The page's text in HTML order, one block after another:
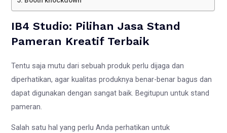
IB4 Studio: Pilihan Jasa Stand
Pameran Kreatif Terbaik
Tentu saja mutu dari sebuah produk perlu dijaga dan
diperhatikan, agar kualitas produknya benar-benar bagus dan
dapat digunakan dengan sangat baik. Begitupun untuk stand
pameran.
Salah satu hal yang perlu Anda perhatikan untuk